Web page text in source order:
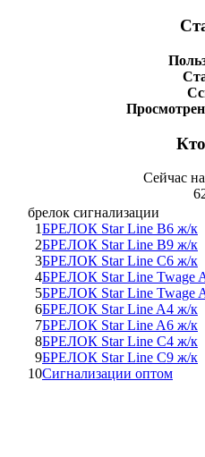
Сейчас
брелок сигнализации
1БРЕЛОК Star Line B6 ж/к
2БРЕЛОК Star Line B9 ж/к
3БРЕЛОК Star Line C6 ж/к
4БРЕЛОК Star Line Twage
5БРЕЛОК Star Line Twage
6БРЕЛОК Star Line A4 ж/к
7БРЕЛОК Star Line A6 ж/к
8БРЕЛОК Star Line C4 ж/к
9БРЕЛОК Star Line C9 ж/к
10Сигнализации оптом